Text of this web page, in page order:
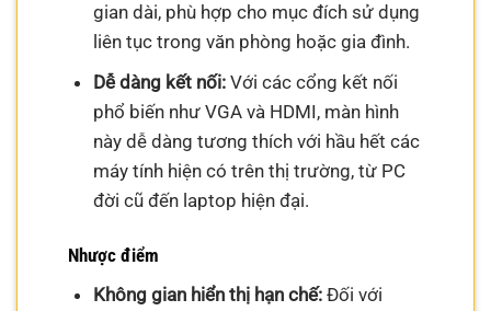
gian dài, phù hợp cho mục đích sử dụng
liên tục trong văn phòng hoặc gia đình.
Dễ dàng kết nối:Với các cổng kết nối
phổ biến như VGA và HDMI, màn hình
này dễ dàng tương thích với hầu hết các
máy tính hiện có trên thị trường, từ PC
đời cũ đến laptop hiện đại.
Nhược điểm
Không gian hiển thị hạn chế:Đối với